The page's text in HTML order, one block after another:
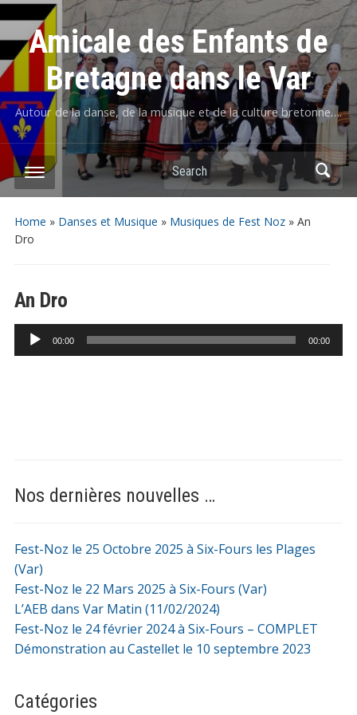
Amicale des Enfants de
Bretagne dans le Var
Autour de la danse, de la musique et de la culture bretonne….
Home » Danses et Musique » Musiques de Fest Noz» An
Dro
An Dro
Lecteur
audio
00:00 00:00
Nos dernières nouvelles …
Fest-Noz le 25 Octobre 2025 à Six-Fours les Plages
(Var)
Fest-Noz le 22 Mars 2025 à Six-Fours (Var)
L’AEB dans Var Matin (11/02/2024)
Fest-Noz le 24 février 2024 à Six-Fours – COMPLET
Démonstration au Castellet le 10 septembre 2023
Catégories